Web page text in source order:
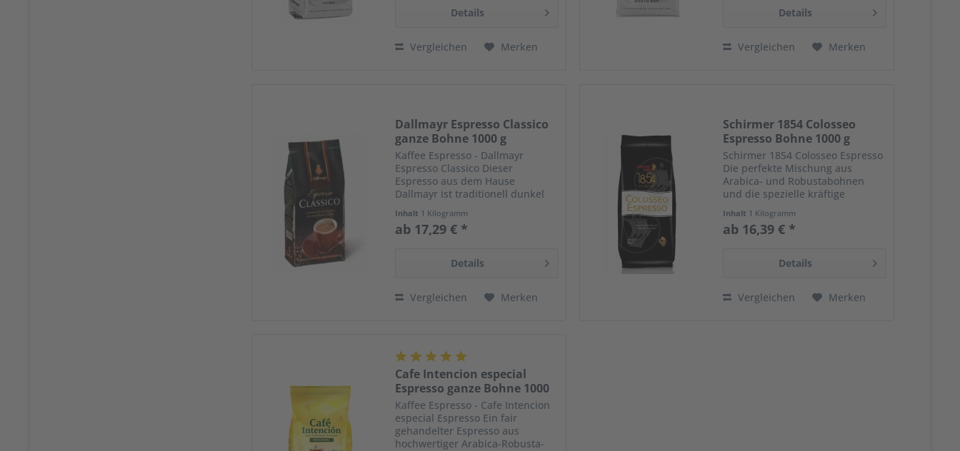
Details
Vergleichen Merken
zusammengestellte...
Details
Vergleichen Merken
Dallmayr Espresso Classico
ganze Bohne 1000 g
Kaffee Espresso - Dallmayr
Espresso Classico Dieser
Espresso aus dem Hause
Dallmayr ist traditionell dunkel
geschmacksintensive Fülle. Die
feine Crema und das rassige
Espressokenner....
Inhalt 1 Kilogramm
ab 17,29 € *
Details
Vergleichen Merken
Schirmer 1854 Colosseo
Espresso Bohne 1000 g
Schirmer 1854 Colosseo Espresso
Die perfekte Mischung aus
Arabica- und Robustabohnen
und die spezielle kräftige
verleihen diesem Espresso den
Kaffeegenuss á la Italia - stark,
Inhalt 1 Kilogramm
ab 16,39 € *
Details
Vergleichen Merken
Cafe Intencion especial
Espresso ganze Bohne 1000
g
Kaffee Espresso - Cafe Intencion
especial Espresso Ein fair
gehandelter Espresso aus
hochwertiger Arabica-Robusta-